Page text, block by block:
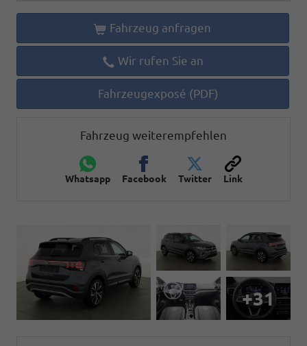
Fahrzeug anfragen
Wir rufen Sie an
Fahrzeugexposé (PDF)
Fahrzeug weiterempfehlen
Whatsapp Facebook Twitter Link
+31